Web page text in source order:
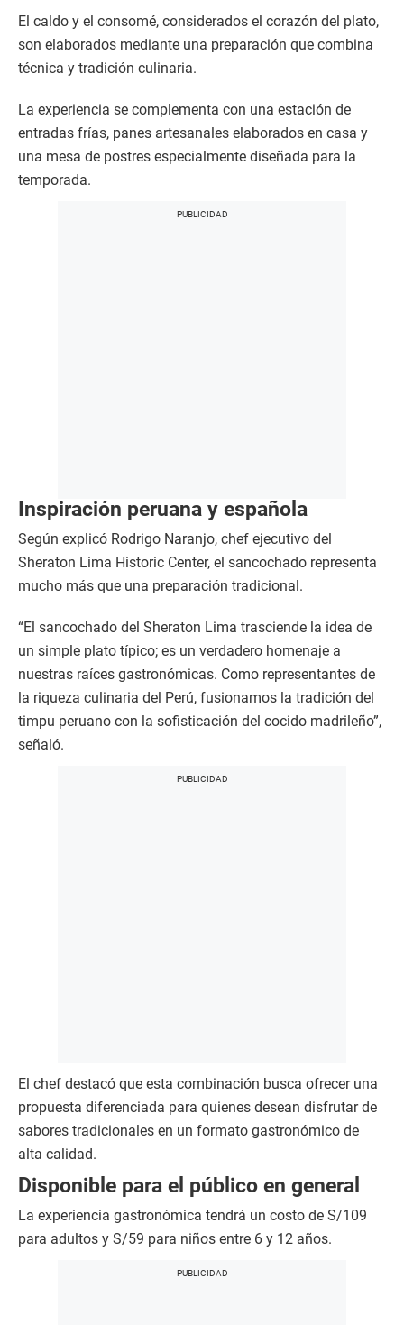
El caldo y el consomé, considerados el corazón del plato,
son elaborados mediante una preparación que combina
técnica y tradición culinaria.
La experiencia se complementa con una estación de
entradas frías, panes artesanales elaborados en casa y
una mesa de postres especialmente diseñada para la
temporada.
Inspiración peruana y española
Según explicó Rodrigo Naranjo, chef ejecutivo del
Sheraton Lima Historic Center, el sancochado representa
mucho más que una preparación tradicional.
“El sancochado del Sheraton Lima trasciende la idea de
un simple plato típico; es un verdadero homenaje a
nuestras raíces gastronómicas. Como representantes de
la riqueza culinaria del Perú, fusionamos la tradición del
timpu peruano con la sofisticación del cocido madrileño”,
señaló.
El chef destacó que esta combinación busca ofrecer una
propuesta diferenciada para quienes desean disfrutar de
sabores tradicionales en un formato gastronómico de
alta calidad.
Disponible para el público en general
La experiencia gastronómica tendrá un costo de S/109
para adultos y S/59 para niños entre 6 y 12 años.